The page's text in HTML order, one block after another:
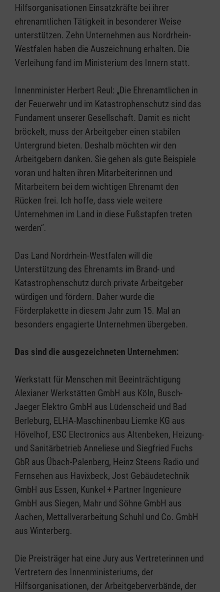
Hilfsorganisationen Einsatzkräfte bei ihrer
ehrenamtlichen Tätigkeit in besonderer Weise
unterstützen. Zehn Unternehmen aus Nordrhein-
Westfalen haben die Auszeichnung erhalten. Die
Verleihung fand im Ministerium des Innern statt.
Innenminister Herbert Reul: „Die Ehrenamtlichen in
der Feuerwehr und im Katastrophenschutz sind das
Fundament unserer Gesellschaft. Damit es nicht
bröckelt, muss der Arbeitgeber einen stabilen
Untergrund bieten. Deshalb möchten wir den
Arbeitgebern danken. Sie gehen als gute Beispiele
voran und halten ihren Mitarbeiterinnen und
Mitarbeitern bei dem wichtigen Ehrenamt den
Rücken frei. Ich hoffe, dass viele weitere
Unternehmen im Land in diese Fußstapfen treten
werden“.
Das Land Nordrhein-Westfalen will die
Unterstützung des Ehrenamts im Brand- und
Katastrophenschutz durch private Arbeitgeber
würdigen und fördern. Daher wurde die
Förderplakette in diesem Jahr zum 15. Mal an
besonders engagierte Unternehmen übergeben.
Das sind die ausgezeichneten Unternehmen:
Werkstatt für Menschen mit Beeinträchtigung
Alexianer Werkstätten GmbH aus Köln, Busch-
Jaeger Elektro GmbH aus Lüdenscheid und Bad
Berleburg, ELHA-Maschinenbau Liemke KG aus
Hövelhof, ESC Electronics aus Altenbeken, Heizung-
und Sanitärbetrieb Anneliese und Siegfried Fuchs
GbR aus Übach-Palenberg, Heinz Steens Radio und
Fernsehen aus Havixbeck, Jost Gebäudetechnik
GmbH aus Essen, Kunkel + Partner Ingenieure
GmbH aus Siegen, Mahr und Söhne GmbH aus
Aachen, Mettallverarbeitung Schuhl und Co. GmbH
aus Winterberg.
Die Preisträger hat eine Jury aus Vertreterinnen und
Vertretern des Innenministeriums, der
Hilfsorganisationen, der Arbeitgeberverbände, der